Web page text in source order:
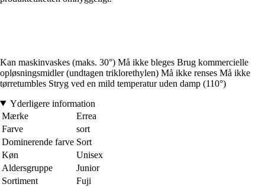
Kan maskinvaskes (maks. 30°) Må ikke bleges Brug kommercielle
opløsningsmidler (undtagen triklorethylen) Må ikke renses Må ikke
tørretumbles Stryg ved en mild temperatur uden damp (110°)
Yderligere information
Mærke
Errea
Farve
sort
Dominerende farve Sort
Køn
Unisex
Aldersgruppe
Junior
Sortiment
Fuji